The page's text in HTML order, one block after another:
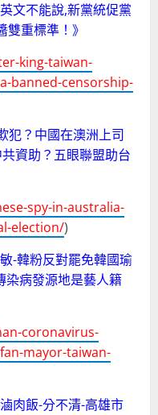
文不能說,新黨統促黨
重標準！》
king-taiwan-
banned-censorship-
？中國在澳洲上司
資助？五眼聯盟助台
spy-in-australia-
election/)
-韓粉反對罷免韓國瑜
染病發源地是藝人籍
coronavirus-
mayor-taiwan-
肉飯-分不清-高雄市